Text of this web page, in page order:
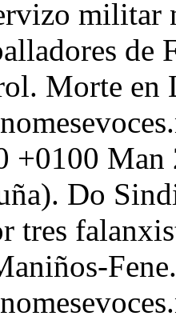
militar
de
Morte en
+0100 Man
Do
tres
Fene.